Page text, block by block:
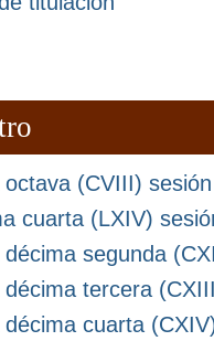
(CVIII)
cuarta (LXIV)
segunda
tercera
cuarta